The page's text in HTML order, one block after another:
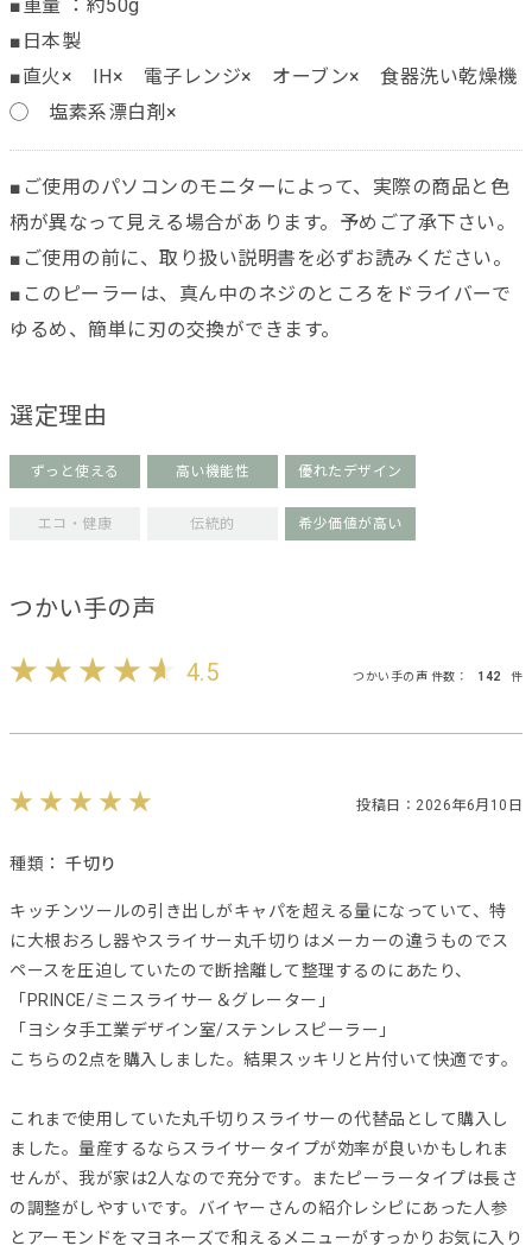
■重量 ：約50g
■日本製
■直火× IH× 電子レンジ× オーブン× 食器洗い乾燥機
◯ 塩素系漂白剤×
■ご使用のパソコンのモニターによって、実際の商品と色
柄が異なって見える場合があります。予めご了承下さい。
■ご使用の前に、取り扱い説明書を必ずお読みください。
■このピーラーは、真ん中のネジのところをドライバーで
ゆるめ、簡単に刃の交換ができます。
選定理由
ずっと使える 高い機能性 優れたデザイン
エコ・健康 伝統的 希少価値が高い
つかい手の声
4.5 つかい手の声 件数： 142 件
投稿日：2026年6月10日
種類： 千切り
キッチンツールの引き出しがキャパを超える量になっていて、特
に大根おろし器やスライサー丸千切りはメーカーの違うものでス
ペースを圧迫していたので断捨離して整理するのにあたり、
「PRINCE/ミニスライサー＆グレーター」
「ヨシタ手工業デザイン室/ステンレスピーラー」
こちらの2点を購入しました。結果スッキリと片付いて快適です。
これまで使用していた丸千切りスライサーの代替品として購入し
ました。量産するならスライサータイプが効率が良いかもしれま
せんが、我が家は2人なので充分です。またピーラータイプは長さ
の調整がしやすいです。バイヤーさんの紹介レシピにあった人参
とアーモンドをマヨネーズで和えるメニューがすっかりお気に入り